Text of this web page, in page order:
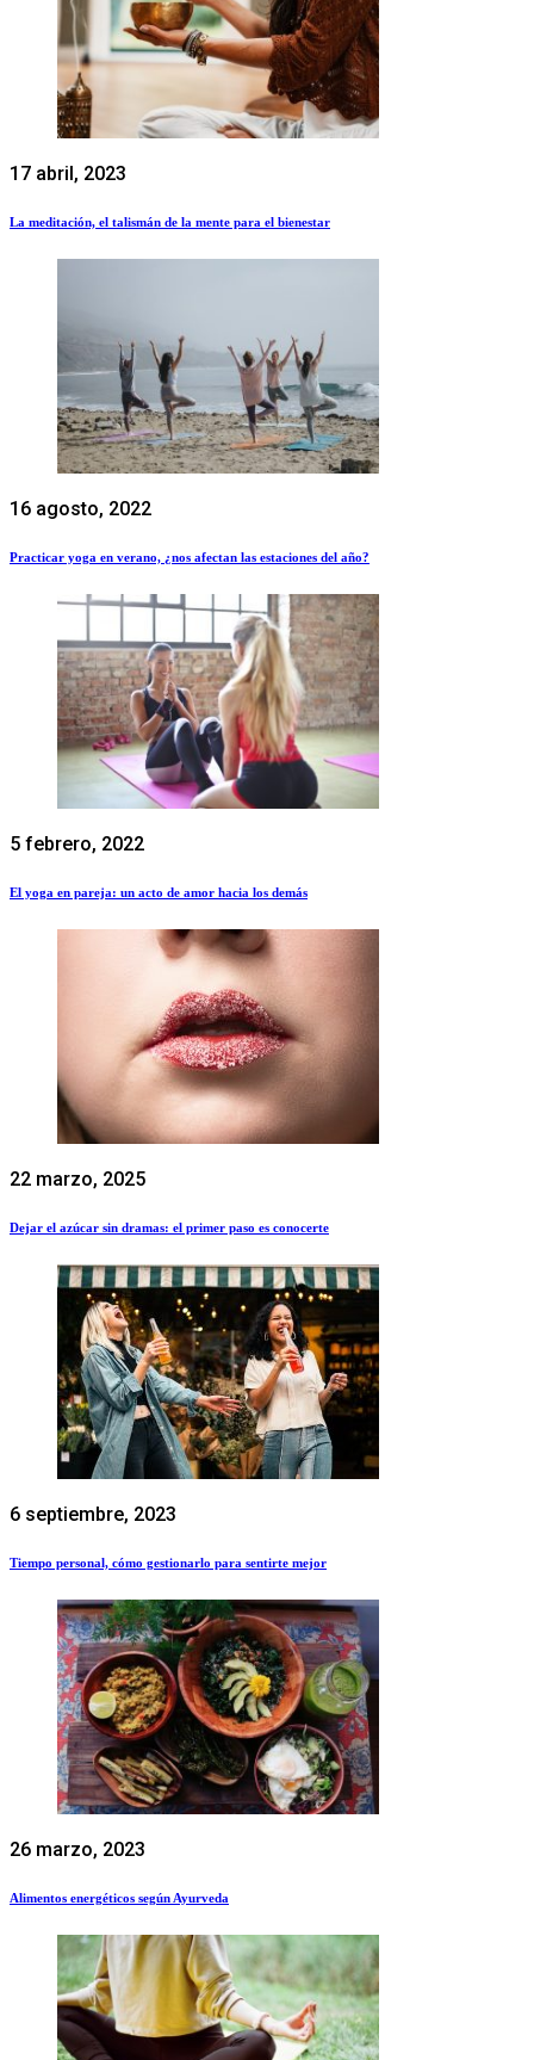
17 abril, 2023
La meditación, el talismán de la mente para el bienestar
16 agosto, 2022
Practicar yoga en verano, ¿nos afectan las estaciones del año?
5 febrero, 2022
El yoga en pareja: un acto de amor hacia los demás
22 marzo, 2025
Dejar el azúcar sin dramas: el primer paso es conocerte
6 septiembre, 2023
Tiempo personal, cómo gestionarlo para sentirte mejor
26 marzo, 2023
Alimentos energéticos según Ayurveda